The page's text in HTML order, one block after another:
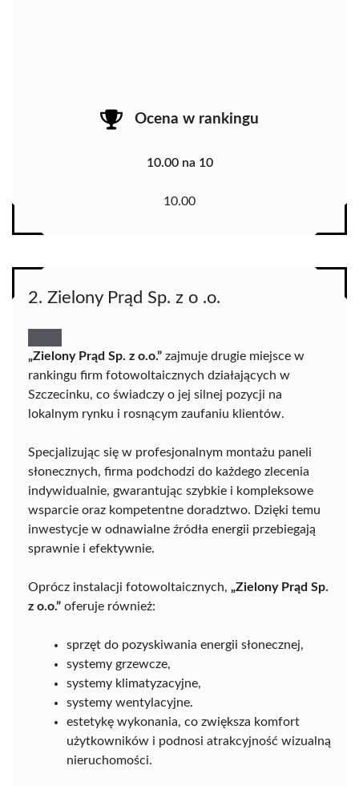
Ocena w rankingu
10.00 na 10
10.00
2. Zielony Prąd Sp. z o .o.
„Zielony Prąd Sp. z o.o.” zajmuje drugie miejsce w
rankingu firm fotowoltaicznych działających w
Szczecinku, co świadczy o jej silnej pozycji na
lokalnym rynku i rosnącym zaufaniu klientów.
Specjalizując się w profesjonalnym montażu paneli
słonecznych, firma podchodzi do każdego zlecenia
indywidualnie, gwarantując szybkie i kompleksowe
wsparcie oraz kompetentne doradztwo. Dzięki temu
inwestycje w odnawialne źródła energii przebiegają
sprawnie i efektywnie.
Oprócz instalacji fotowoltaicznych, „Zielony Prąd Sp.
z o.o.” oferuje również:
sprzęt do pozyskiwania energii słonecznej,
systemy grzewcze,
systemy klimatyzacyjne,
systemy wentylacyjne.
estetykę wykonania, co zwiększa komfort
użytkowników i podnosi atrakcyjność wizualną
nieruchomości.